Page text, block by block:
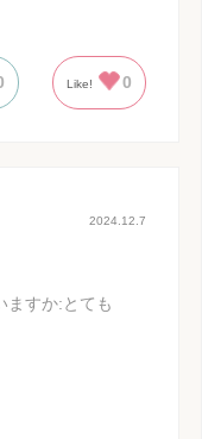
Like! 0
2024.12.7
ますか:とても